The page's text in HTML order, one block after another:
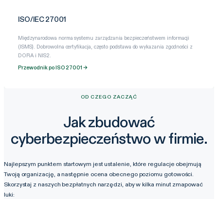
ISO/IEC 27001
Międzynarodowa norma systemu zarządzania bezpieczeństwem informacji
(ISMS). Dobrowolna certyfikacja, często podstawa do wykazania zgodności z
DORA i NIS2.
Przewodnik po ISO 27001 →
OD CZEGO ZACZĄĆ
Jak zbudować
cyberbezpieczeństwo w firmie.
Najlepszym punktem startowym jest ustalenie, które regulacje obejmują
Twoją organizację, a następnie ocena obecnego poziomu gotowości.
Skorzystaj z naszych bezpłatnych narzędzi, aby w kilka minut zmapować
luki: